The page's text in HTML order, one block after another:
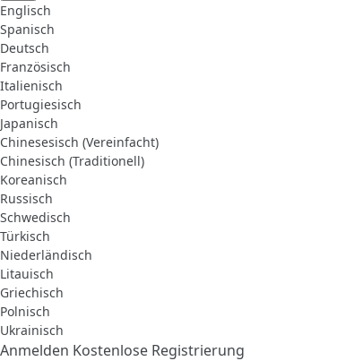
Englisch
Spanisch
Deutsch
Französisch
Italienisch
Portugiesisch
Japanisch
Chinesesisch (Vereinfacht)
Chinesisch (Traditionell)
Koreanisch
Russisch
Schwedisch
Türkisch
Niederländisch
Litauisch
Griechisch
Polnisch
Ukrainisch
Anmelden Kostenlose Registrierung